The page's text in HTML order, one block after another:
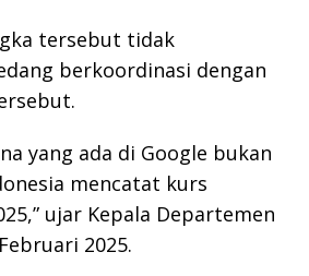
tersebut tidak
berkoordinasi dengan
yang ada di Google bukan
mencatat kurs
ujar Kepala Departemen
2025.